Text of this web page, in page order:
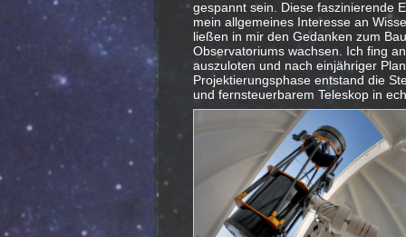
gespannt sein. Diese faszinierende
mein allgemeines Interesse an
ließen in mir den Gedanken zum
Observatoriums wachsen. Ich fing
auszuloten und nach einjähriger
Projektierungsphase entstand die
und fernsteuerbarem Teleskop in